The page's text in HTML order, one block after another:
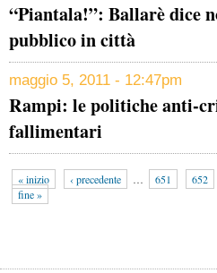
“Piantala!”: Ballarè dice
pubblico in città
maggio 5, 2011 - 12:47pm
Rampi: le politiche anti-
fallimentari
« inizio ‹ precedente … 651 652
fine »